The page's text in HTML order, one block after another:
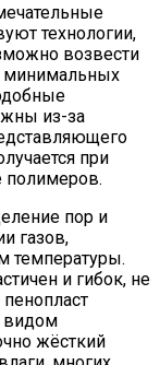
технологии,
возвести
минимальных
из-за
при
полимеров.
пор и
газов,
температуры.
и гибок, не
видом
жёсткий